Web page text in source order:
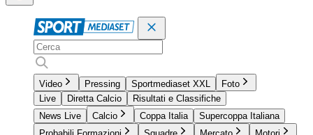
Video Pressing Sportmediaset XXL
Foto
Live
Diretta Calcio
Risultati e Classifiche
News Live
Calcio Coppa Italia
Supercoppa Italiana